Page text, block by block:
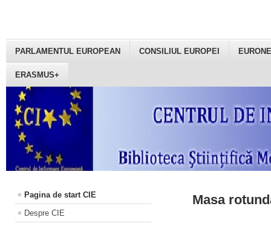
PARLAMENTUL EUROPEAN CONSILIUL EUROPEI
ERASMUS+
Pagina de start CIE
Despre CIE
Masa